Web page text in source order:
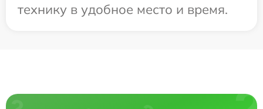
технику в удобное место и время.